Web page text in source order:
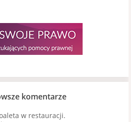
komentarze
w restauracji.